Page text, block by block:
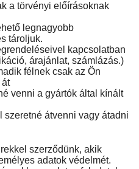
a törvényi előírásoknak
legnagyobb
tároljuk.
kapcsolatban
árajánlat, számlázás.)
félnek csak az Ön
venni a gyártók által kínált
szeretné átvenni vagy átadni
szerződünk, akik
adatok védelmét.